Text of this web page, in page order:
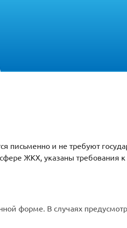
и не требуют
ЖКХ, указаны
форме. В случаях